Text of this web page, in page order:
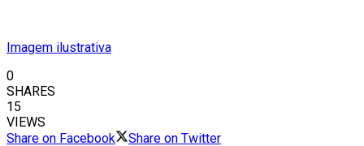
Imagem ilustrativa
0
SHARES
15
VIEWS
Share on Facebook
Share on Twitter